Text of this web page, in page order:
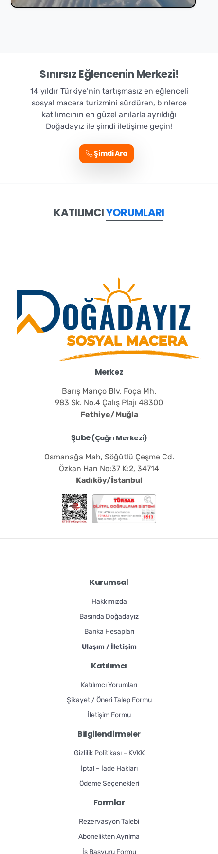
Sınırsız Eğlencenin Merkezi!
14 yıldır Türkiye’nin tartışmasız en eğlenceli
sosyal macera turizmini sürdüren, binlerce
katılımcının en güzel anılarla ayrıldığı
Doğadayız ile şimdi iletişime geçin!
Şimdi Ara
KATILIMCIHİKAYELERİ
Merkez
Barış Manço Blv. Foça Mh.
983 Sk. No.4 Çalış Plajı 48300
Fethiye/Muğla
Şube(Çağrı Merkezi)
Osmanağa Mah, Söğütlü Çeşme Cd.
Özkan Han No:37 K:2, 34714
Kadıköy/İstanbul
Kurumsal
Hakkımızda
Basında Doğadayız
Banka Hesapları
Ulaşım / İletişim
Katılımcı
Katılımcı Yorumları
Şikayet / Öneri Talep Formu
İletişim Formu
Bilgilendirmeler
Gizlilik Politikası – KVKK
İptal – İade Hakları
Ödeme Seçenekleri
Formlar
Rezervasyon Talebi
Abonelikten Ayrılma
İş Başvuru Formu